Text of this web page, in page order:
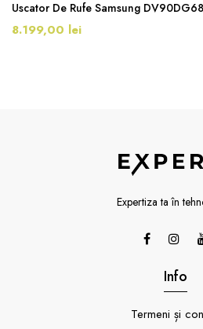
Uscator De Rufe Samsung
8.199,00 lei
Expertiza ta în
Info
Termeni și